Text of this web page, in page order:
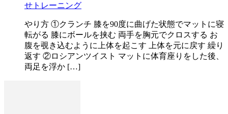
せトレーニング
やり方 ①クランチ 膝を90度に曲げた状態でマットに寝
転がる 膝にボールを挟む 両手を胸元でクロスする お
腹を覗き込むように上体を起こす 上体を元に戻す 繰り
返す ②ロシアンツイスト マットに体育座りをした後、
両足を浮か […]